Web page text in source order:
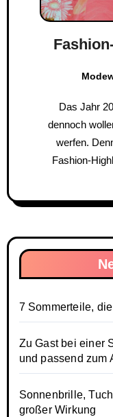
Das Jahr 2022 ist zwar gerade erst vorbei,
dennoch
werfen.
Fashion-
7 Sommerteile,
Zu Gast bei einer
und passend zum
Sonnenbrille,
großer Wirkung